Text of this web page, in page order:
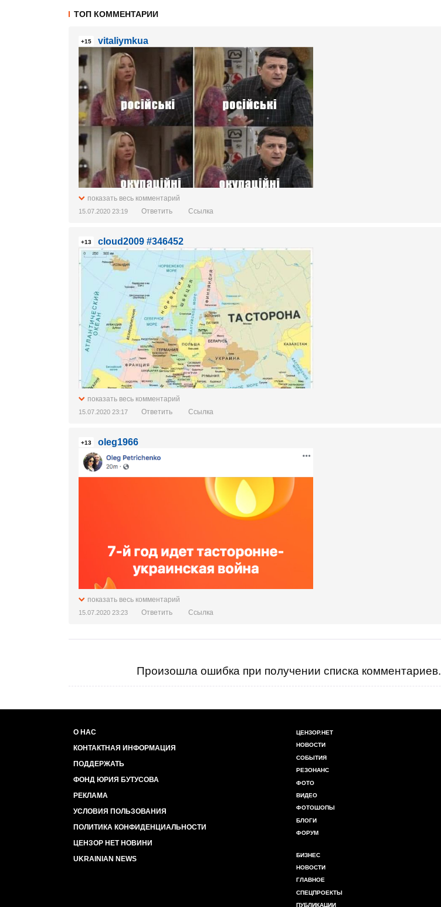
ТОП КОММЕНТАРИИ
+15 vitaliymkua
показать весь комментарий
15.07.2020 23:19 Ответить Ссылка
+13 cloud2009 #346452
показать весь комментарий
15.07.2020 23:17 Ответить Ссылка
+13 oleg1966
показать весь комментарий
15.07.2020 23:23 Ответить Ссылка
Произошла ошибка при получении списка комментариев.
О НАС
КОНТАКТНАЯ ИНФОРМАЦИЯ
ПОДДЕРЖАТЬ
ФОНД ЮРИЯ БУТУСОВА
РЕКЛАМА
УСЛОВИЯ ПОЛЬЗОВАНИЯ
ПОЛИТИКА КОНФИДЕНЦИАЛЬНОСТИ
ЦЕНЗОР НЕТ НОВИНИ
UKRAINIAN NEWS
ЦЕНЗОР.НЕТ
НОВОСТИ
СОБЫТИЯ
РЕЗОНАНС
ФОТО
ВИДЕО
ФОТОШОПЫ
БЛОГИ
ФОРУМ
БИЗНЕС
НОВОСТИ
ГЛАВНОЕ
СПЕЦПРОЕКТЫ
ПУБЛИКАЦИИ